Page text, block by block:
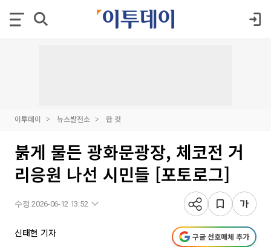
이투데이 뉴스발전소 한 컷
붉게 물든 광화문광장, 체코전 거
리응원 나선 시민들 [포토로그]
수정 2026-06-12 13:52
신태현 기자 구글 선호매체 추가